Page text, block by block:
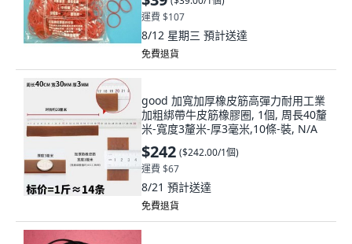
運費 $107
8/12 星期三 預計送達
免費退貨
good 加寬加厚橡皮筋高彈力耐用工業
加粗綁帶牛皮筋橡膠圈, 1個, 周長40釐
米-寬度3釐米-厚3毫米,10條-裝, N/A
$242 ($242.00/1個)
運費 $67
8/21 預計送達
免費退貨